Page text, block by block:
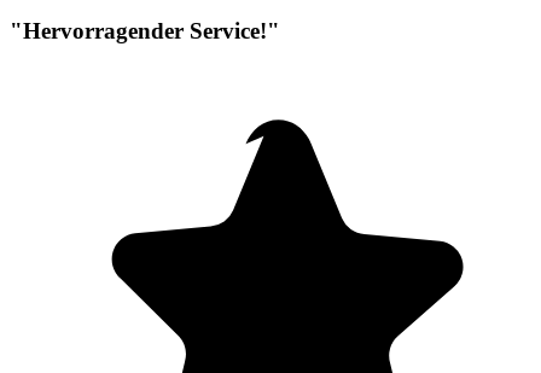
"Hervorragender Service!"